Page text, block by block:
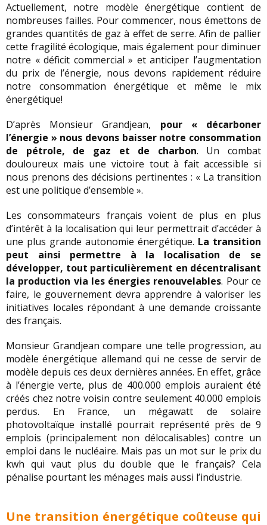
Actuellement, notre modèle énergétique contient de
nombreuses failles. Pour commencer, nous émettons de
grandes quantités de gaz à effet de serre. Afin de pallier
cette fragilité écologique, mais également pour diminuer
notre « déficit commercial » et anticiper l’augmentation
du prix de l’énergie, nous devons rapidement réduire
notre consommation énergétique et même le mix
énergétique!
D’après Monsieur Grandjean, pour « décarboner
l’énergie » nous devons baisser notre consommation
de pétrole, de gaz et de charbon. Un combat
douloureux mais une victoire tout à fait accessible si
nous prenons des décisions pertinentes : « La transition
est une politique d’ensemble ».
Les consommateurs français voient de plus en plus
d’intérêt à la localisation qui leur permettrait d’accéder à
une plus grande autonomie énergétique. La transition
peut ainsi permettre à la localisation de se
développer, tout particulièrement en décentralisant
la production via les énergies renouvelables. Pour ce
faire, le gouvernement devra apprendre à valoriser les
initiatives locales répondant à une demande croissante
des français.
Monsieur Grandjean compare une telle progression, au
modèle énergétique allemand qui ne cesse de servir de
modèle depuis ces deux dernières années. En effet, grâce
à l’énergie verte, plus de 400.000 emplois auraient été
créés chez notre voisin contre seulement 40.000 emplois
perdus. En France, un mégawatt de solaire
photovoltaïque installé pourrait représenté près de 9
emplois (principalement non délocalisables) contre un
emploi dans le nucléaire. Mais pas un mot sur le prix du
kwh qui vaut plus du double que le français? Cela
pénalise pourtant les ménages mais aussi l’industrie.
Une transition énergétique coûteuse qui